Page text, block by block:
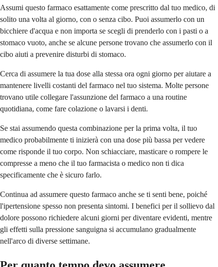
Assumi questo farmaco esattamente come prescritto dal tuo medico, di
solito una volta al giorno, con o senza cibo. Puoi assumerlo con un
bicchiere d'acqua e non importa se scegli di prenderlo con i pasti o a
stomaco vuoto, anche se alcune persone trovano che assumerlo con il
cibo aiuti a prevenire disturbi di stomaco.
Cerca di assumere la tua dose alla stessa ora ogni giorno per aiutare a
mantenere livelli costanti del farmaco nel tuo sistema. Molte persone
trovano utile collegare l'assunzione del farmaco a una routine
quotidiana, come fare colazione o lavarsi i denti.
Se stai assumendo questa combinazione per la prima volta, il tuo
medico probabilmente ti inizierà con una dose più bassa per vedere
come risponde il tuo corpo. Non schiacciare, masticare o rompere le
compresse a meno che il tuo farmacista o medico non ti dica
specificamente che è sicuro farlo.
Continua ad assumere questo farmaco anche se ti senti bene, poiché
l'ipertensione spesso non presenta sintomi. I benefici per il sollievo dal
dolore possono richiedere alcuni giorni per diventare evidenti, mentre
gli effetti sulla pressione sanguigna si accumulano gradualmente
nell'arco di diverse settimane.